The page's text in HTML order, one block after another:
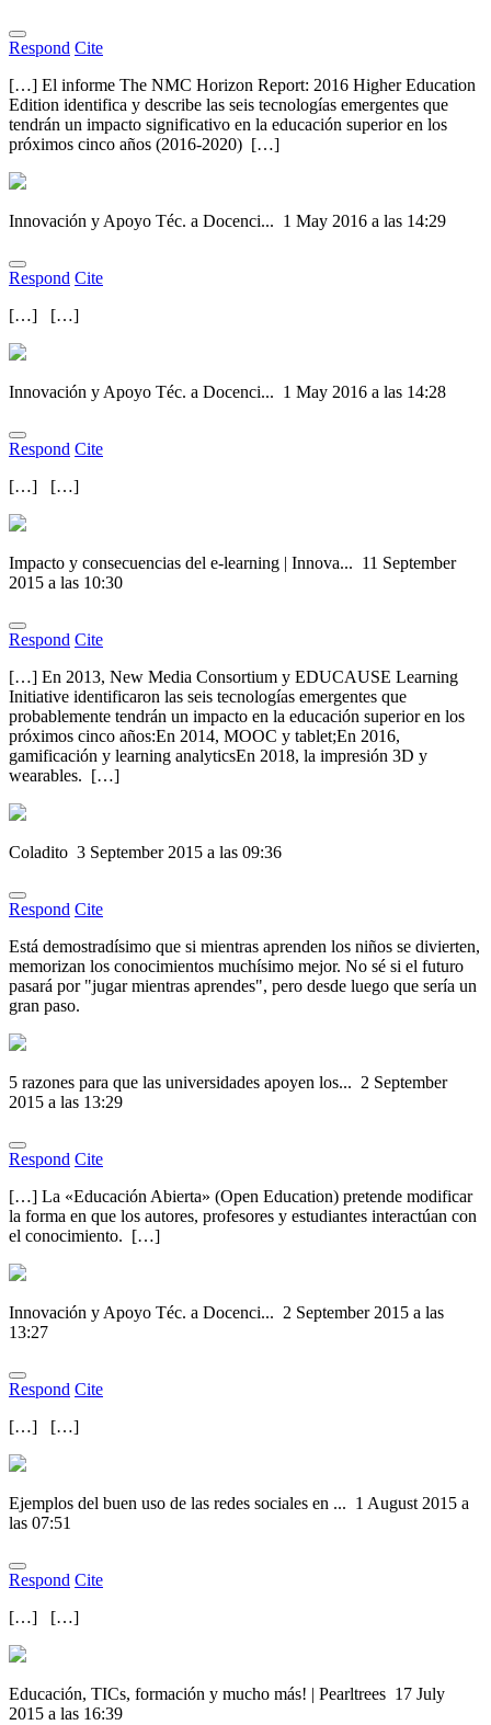
Respond Cite
[…] El informe The NMC Horizon Report: 2016 Higher Education
Edition identifica y describe las seis tecnologías emergentes que
tendrán un impacto significativo en la educación superior en los
próximos cinco años (2016-2020) […]
Innovación y Apoyo Téc. a Docenci... 1 May 2016 a las 14:29
Respond Cite
[…] […]
Innovación y Apoyo Téc. a Docenci... 1 May 2016 a las 14:28
Respond Cite
[…] […]
Impacto y consecuencias del e-learning | Innova... 11 September
2015 a las 10:30
Respond Cite
[…] En 2013, New Media Consortium y EDUCAUSE Learning
Initiative identificaron las seis tecnologías emergentes que
probablemente tendrán un impacto en la educación superior en los
próximos cinco años:En 2014, MOOC y tablet;En 2016,
gamificación y learning analyticsEn 2018, la impresión 3D y
wearables. […]
Coladito 3 September 2015 a las 09:36
Respond Cite
Está demostradísimo que si mientras aprenden los niños se divierten,
memorizan los conocimientos muchísimo mejor. No sé si el futuro
pasará por "jugar mientras aprendes", pero desde luego que sería un
gran paso.
5 razones para que las universidades apoyen los... 2 September
2015 a las 13:29
Respond Cite
[…] La «Educación Abierta» (Open Education) pretende modificar
la forma en que los autores, profesores y estudiantes interactúan con
el conocimiento. […]
Innovación y Apoyo Téc. a Docenci... 2 September 2015 a las
13:27
Respond Cite
[…] […]
Ejemplos del buen uso de las redes sociales en ... 1 August 2015 a
las 07:51
Respond Cite
[…] […]
Educación, TICs, formación y mucho más! | Pearltrees 17 July
2015 a las 16:39